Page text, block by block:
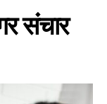
संचार